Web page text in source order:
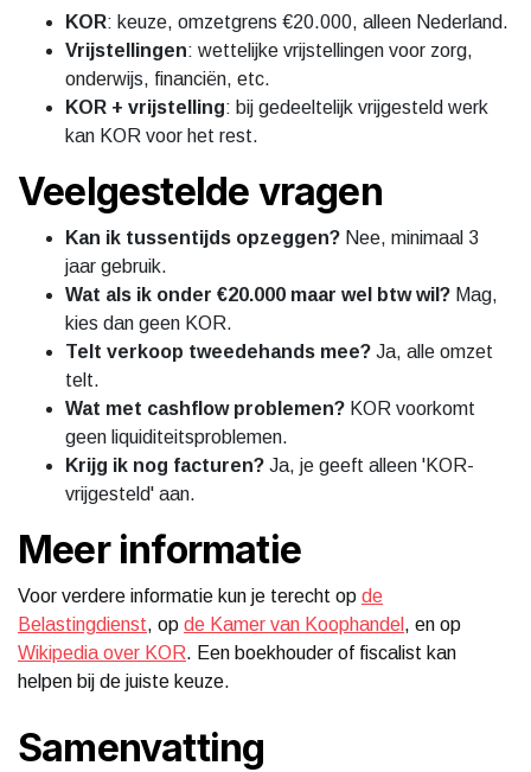
KOR: keuze, omzetgrens €20.000, alleen Nederland.
Vrijstellingen: wettelijke vrijstellingen voor zorg,
onderwijs, financiën, etc.
KOR + vrijstelling: bij gedeeltelijk vrijgesteld werk
kan KOR voor het rest.
Veelgestelde vragen
Kan ik tussentijds opzeggen? Nee, minimaal 3
jaar gebruik.
Wat als ik onder €20.000 maar wel btw wil? Mag,
kies dan geen KOR.
Telt verkoop tweedehands mee? Ja, alle omzet
telt.
Wat met cashflow problemen? KOR voorkomt
geen liquiditeitsproblemen.
Krijg ik nog facturen? Ja, je geeft alleen 'KOR-
vrijgesteld' aan.
Meer informatie
Voor verdere informatie kun je terecht op de
Belastingdienst, op de Kamer van Koophandel , en op
Wikipedia over KOR. Een boekhouder of fiscalist kan
helpen bij de juiste keuze.
Samenvatting